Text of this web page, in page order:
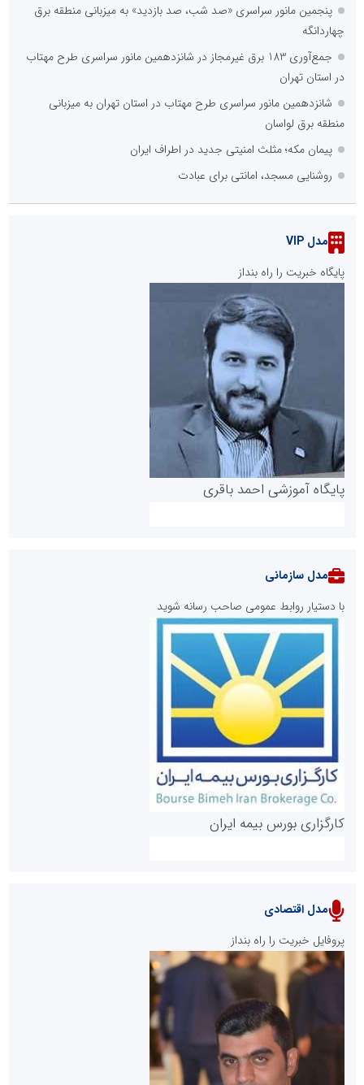
پنجمین مانور سراسری «صد شب، صد بازدید» به میزبانی منطقه برق
چهاردانگه
جمع‌آوری 183 برق غیرمجاز در شانزدهمین مانور سراسری طرح مهتاب
در استان تهران
شانزدهمین مانور سراسری طرح مهتاب در استان تهران به میزبانی
منطقه برق لواسان
پیمان مکه؛ مثلث امنیتی جدید در اطراف ایران
روشنایی مسجد، امانتی برای عبادت
مدل VIP
پایگاه خبریت را راه بنداز
پایگاه آموزشی احمد باقری
روابط عمومی خبرگزاری گزارش خبر
پایگاه خبری نهضت ملی مسکن
مدل سازمانی
با دستیار روابط عمومی صاحب رسانه شوید
کارگزاری بورس بیمه ایران
سازمان بورس و اوراق بهادار
مرجع اخبار موثق در بازارسرمایه
مدل اقتصادی
پروفایل خبریت را راه بنداز